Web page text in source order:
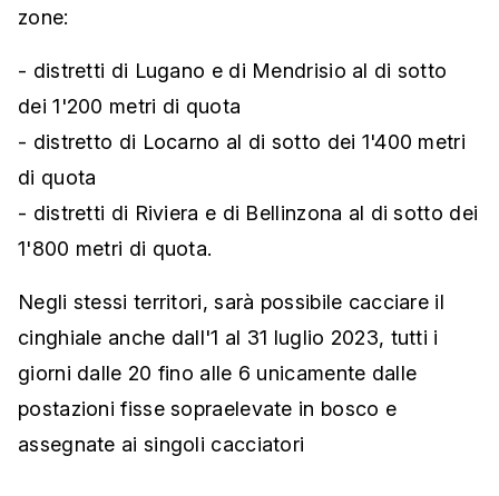
zone:
- distretti di Lugano e di Mendrisio al di sotto
dei 1'200 metri di quota
- distretto di Locarno al di sotto dei 1'400 metri
di quota
- distretti di Riviera e di Bellinzona al di sotto dei
1'800 metri di quota.
Negli stessi territori, sarà possibile cacciare il
cinghiale anche dall'1 al 31 luglio 2023, tutti i
giorni dalle 20 fino alle 6 unicamente dalle
postazioni fisse sopraelevate in bosco e
assegnate ai singoli cacciatori